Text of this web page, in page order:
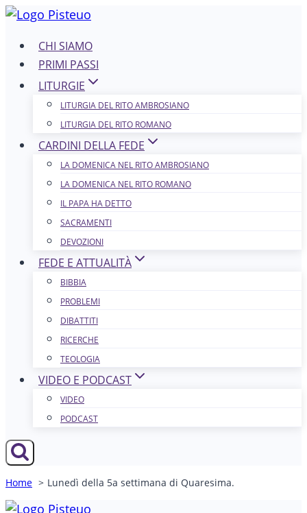
Salta
contenutoCHI SIAMO
PRIMI PASSI
LITURGIE
LITURGIA DEL RITO AMBROSIANO
LITURGIA DEL RITO ROMANO
CARDINI DELLA FEDE
LA DOMENICA NEL R​​​​​​ITO AMBROSIANO
LA DOMENICA NEL RITO ROMANO
IL PAPA HA DETTO
SACRAMENTI
DEVOZIONI
FEDE E ATTUALITÀ
BIBBIA
PROBLEMI
DIBATTITI
RICERCHE
TEOLOGIA
VIDEO E PODCAST
VIDEO
PODCAST
Home Lunedì della 5a settimana di Quaresima.